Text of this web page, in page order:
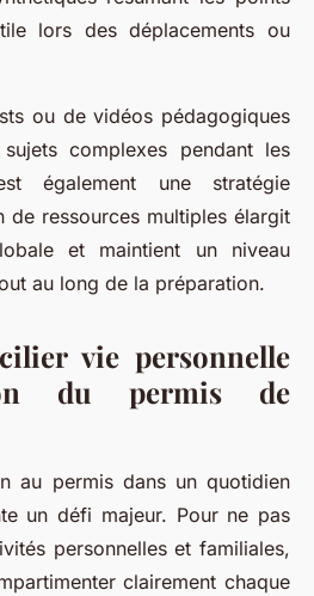
lors des déplacements ou
ou de vidéos pédagogiques
complexes pendant les
également une stratégie
de ressources multiples élargit
et maintient un niveau
au long de la préparation.
vie personnelle
du permis de
au permis dans un quotidien
un défi majeur. Pour ne pas
personnelles et familiales,
clairement chaque